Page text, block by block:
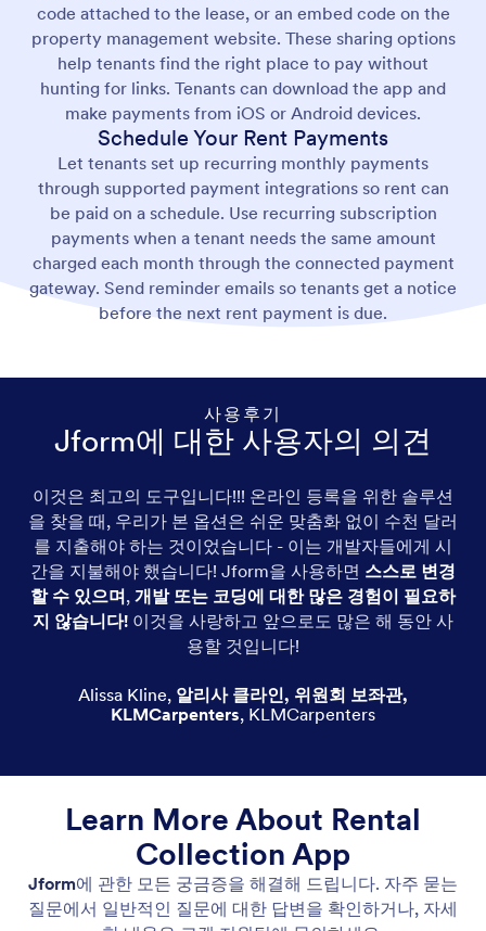
code attached to the lease, or an embed code on the
property management website. These sharing options
help tenants find the right place to pay without
hunting for links. Tenants can download the app and
make payments from iOS or Android devices.
Schedule Your Rent Payments
Let tenants set up recurring monthly payments
through supported payment integrations so rent can
be paid on a schedule. Use recurring subscription
payments when a tenant needs the same amount
charged each month through the connected payment
gateway. Send reminder emails so tenants get a notice
before the next rent payment is due.
사용후기
Jform에 대한 사용자의 의견
이것은 최고의 도구입니다!!! 온라인 등록을 위한 솔루션
을 찾을 때, 우리가 본 옵션은 쉬운 맞춤화 없이 수천 달러
를 지출해야 하는 것이었습니다 - 이는 개발자들에게 시
간을 지불해야 했습니다! Jform을 사용하면 스스로 변경
할 수 있으며, 개발 또는 코딩에 대한 많은 경험이 필요하
지 않습니다! 이것을 사랑하고 앞으로도 많은 해 동안 사
용할 것입니다!
Alissa Kline, 알리사 클라인, 위원회 보좌관,
KLMCarpenters, KLMCarpenters
Learn More About Rental
Collection App
Jform에 관한 모든 궁금증을 해결해 드립니다. 자주 묻는
질문에서 일반적인 질문에 대한 답변을 확인하거나, 자세